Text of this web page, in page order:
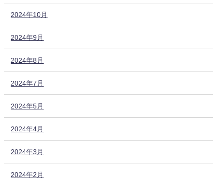
2024年10月
2024年9月
2024年8月
2024年7月
2024年5月
2024年4月
2024年3月
2024年2月